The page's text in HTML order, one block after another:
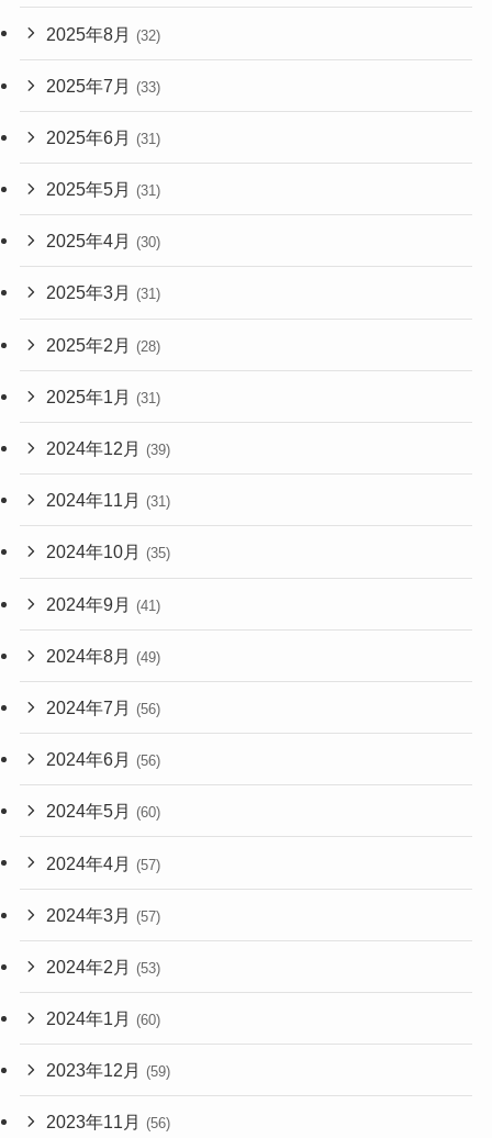
2025年8月 (32)
2025年7月 (33)
2025年6月 (31)
2025年5月 (31)
2025年4月 (30)
2025年3月 (31)
2025年2月 (28)
2025年1月 (31)
2024年12月 (39)
2024年11月 (31)
2024年10月 (35)
2024年9月 (41)
2024年8月 (49)
2024年7月 (56)
2024年6月 (56)
2024年5月 (60)
2024年4月 (57)
2024年3月 (57)
2024年2月 (53)
2024年1月 (60)
2023年12月 (59)
2023年11月 (56)